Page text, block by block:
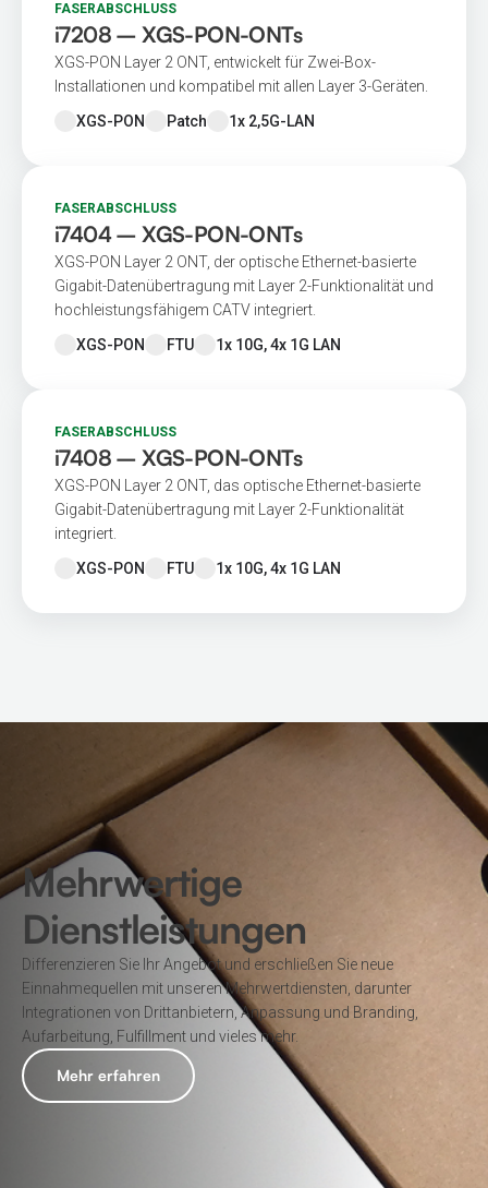
FASERABSCHLUSS
i7208 – XGS-PON-ONTs
XGS-PON Layer 2 ONT, entwickelt für Zwei-Box-
Installationen und kompatibel mit allen Layer 3-Geräten.
XGS-PON
Patch 1x 2,5G-LAN
FASERABSCHLUSS
i7404 – XGS-PON-ONTs
XGS-PON Layer 2 ONT, der optische Ethernet-basierte
Gigabit-Datenübertragung mit Layer 2-Funktionalität und
hochleistungsfähigem CATV integriert.
XGS-PON
FTU 1x 10G, 4x 1G LAN
FASERABSCHLUSS
i7408 – XGS-PON-ONTs
XGS-PON Layer 2 ONT, das optische Ethernet-basierte
Gigabit-Datenübertragung mit Layer 2-Funktionalität
integriert.
XGS-PON
FTU 1x 10G, 4x 1G LAN
Mehrwertige
Dienstleistungen
Differenzieren Sie Ihr Angebot und erschließen Sie neue
Einnahmequellen mit unseren Mehrwertdiensten, darunter
Integrationen von Drittanbietern, Anpassung und Branding,
Aufarbeitung, Fulfillment und vieles mehr.
Mehr erfahren